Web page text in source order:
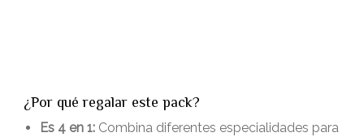
¿Por qué regalar este pack?
Es 4 en 1: Combina diferentes especialidades para